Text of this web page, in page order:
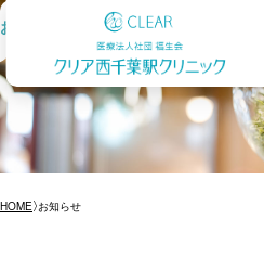
お知らせ
HOME お知らせ